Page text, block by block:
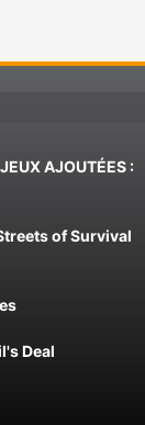
AJOUTÉES :
of Survival
Deal